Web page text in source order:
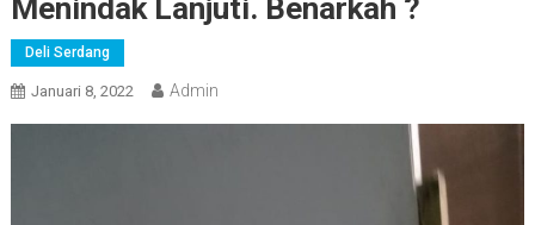
Menindak Lanjuti. Benarkah ?
Deli Serdang
Januari 8, 2022 Admin